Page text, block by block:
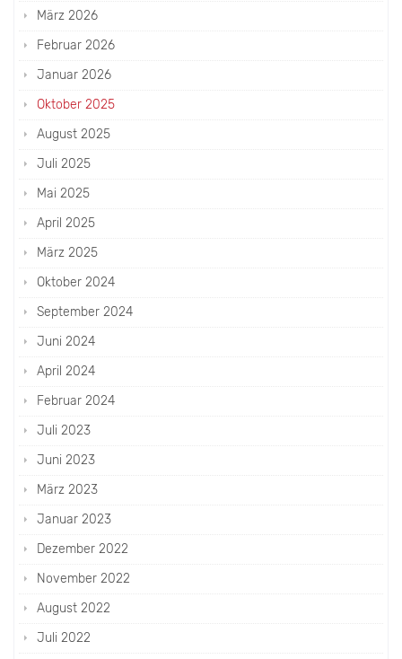
März 2026
Februar 2026
Januar 2026
Oktober 2025
August 2025
Juli 2025
Mai 2025
April 2025
März 2025
Oktober 2024
September 2024
Juni 2024
April 2024
Februar 2024
Juli 2023
Juni 2023
März 2023
Januar 2023
Dezember 2022
November 2022
August 2022
Juli 2022